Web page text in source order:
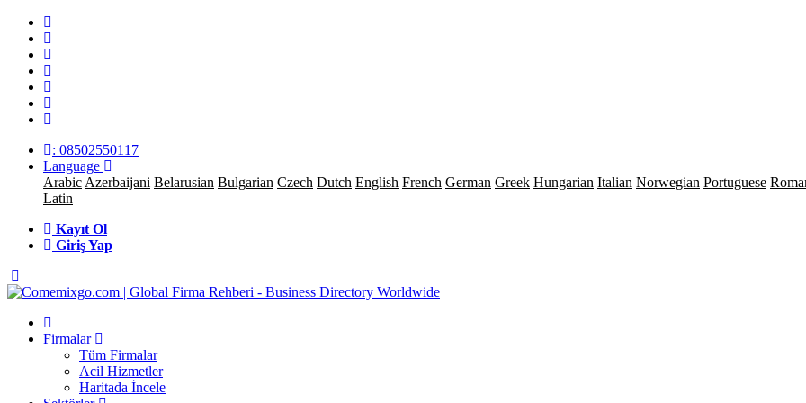
: 08502550117
Language
Arabic Azerbaijani Belarusian Bulgarian Czech Dutch English French German Greek Hungarian Italian Norwegian Portuguese
Latin
Kayıt Ol
Giriş Yap
Firmalar
Tüm Firmalar
Acil Hizmetler
Haritada İncele